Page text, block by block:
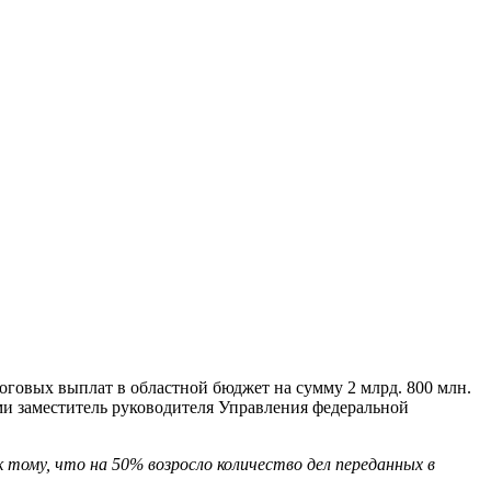
выплат в областной бюджет на сумму 2 млрд. 800 млн.
заместитель руководителя Управления федеральной
что на 50% возросло количество дел переданных в